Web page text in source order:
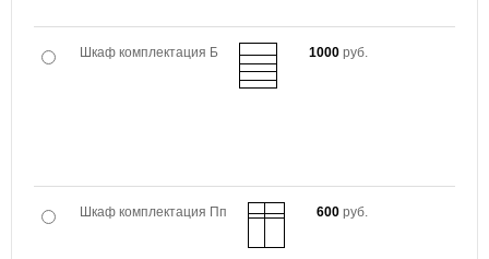
Шкаф комплектация Б 1000 руб.
Шкаф комплектация Пп 600 руб.